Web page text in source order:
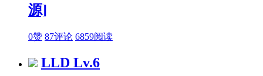
源]
0赞 87评论 6859阅读
LLD Lv.6